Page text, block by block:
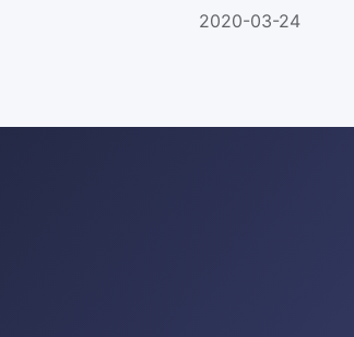
2020-03-24